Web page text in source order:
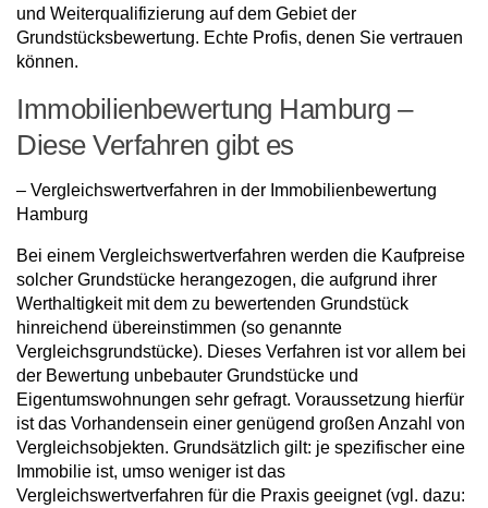
und Weiterqualifizierung auf dem Gebiet der
Grundstücksbewertung. Echte Profis, denen Sie vertrauen
können.
Immobilienbewertung Hamburg –
Diese Verfahren gibt es
– Vergleichswertverfahren in der Immobilienbewertung
Hamburg
Bei einem Vergleichswertverfahren werden die Kaufpreise
solcher Grundstücke herangezogen, die aufgrund ihrer
Werthaltigkeit mit dem zu bewertenden Grundstück
hinreichend übereinstimmen (so genannte
Vergleichsgrundstücke). Dieses Verfahren ist vor allem bei
der Bewertung unbebauter Grundstücke und
Eigentumswohnungen sehr gefragt. Voraussetzung hierfür
ist das Vorhandensein einer genügend großen Anzahl von
Vergleichsobjekten. Grundsätzlich gilt: je spezifischer eine
Immobilie ist, umso weniger ist das
Vergleichswertverfahren für die Praxis geeignet (vgl. dazu: